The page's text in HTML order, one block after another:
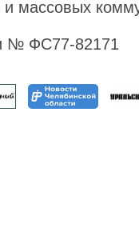
массовых
№ ФС77-82171